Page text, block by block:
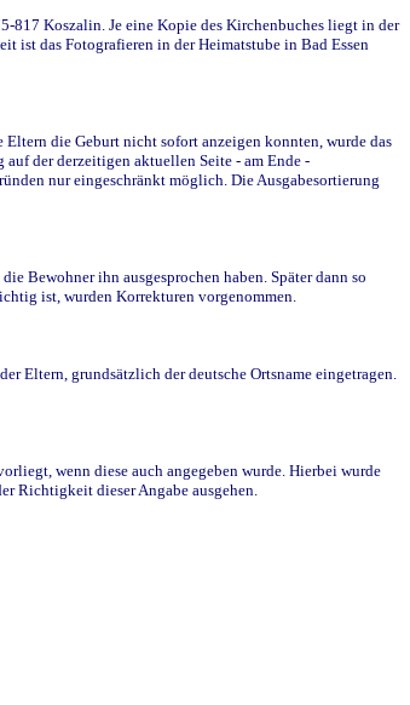
817 Koszalin. Je eine Kopie des Kirchenbuches liegt in der
ist das Fotografieren in der Heimatstube in Bad Essen
die Geburt nicht sofort anzeigen konnten, wurde das
der derzeitigen aktuellen Seite - am Ende -
nur eingeschränkt möglich. Die Ausgabesortierung
Bewohner ihn ausgesprochen haben. Später dann so
ist, wurden Korrekturen vorgenommen.
Eltern, grundsätzlich der deutsche Ortsname eingetragen.
wenn diese auch angegeben wurde. Hierbei wurde
Richtigkeit dieser Angabe ausgehen.